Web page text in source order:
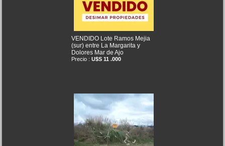
VENDIDO Lote Ramos Mejia
(sur) entre La Margarita y
Dolores Mar de Ajo
Precio : U$S 11 .000